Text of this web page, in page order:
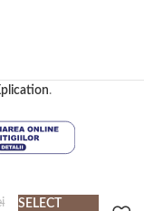
.
SELECT